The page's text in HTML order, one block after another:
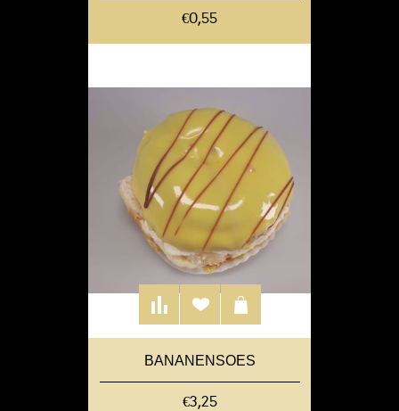
€0,55
BANANENSOES
€3,25